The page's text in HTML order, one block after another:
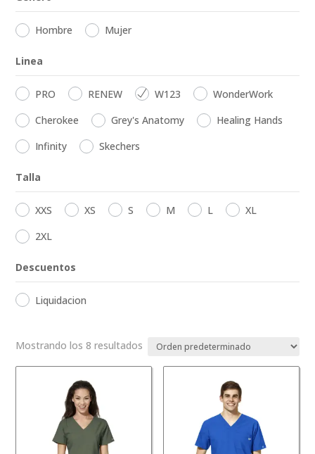
Hombre Mujer
Linea
PRO RENEW W123
WonderWork
Cherokee
Grey's Anatomy
Healing Hands
Infinity
Skechers
Talla
XXS XS S M L
XL
2XL
Descuentos
Liquidacion
Mostrando los 8 resultados